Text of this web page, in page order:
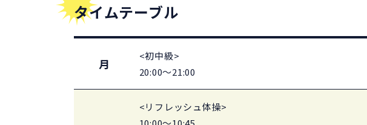
タイムテーブル
月
<初中級>
20:00～21:00
<リフレッシュ体操>